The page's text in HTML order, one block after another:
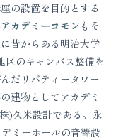
の設置を目的とする
カデミーコモンもそ
昔からある明治大学
区のキャンパス整備を
だリバティータワー
建物としてアカデミ
)久米設計である。永
ミーホールの音響設